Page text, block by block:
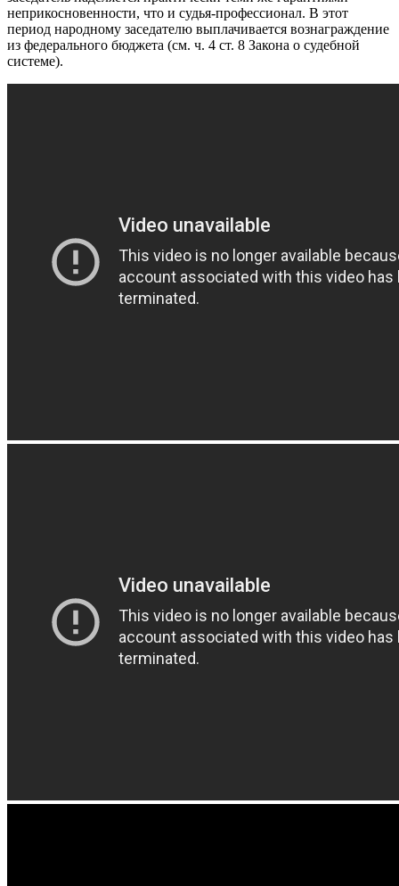
неприкосновенности, что и судья-профессионал. В этот
период народному заседателю выплачивается вознаграждение
из федерального бюджета (см. ч. 4 ст. 8 Закона о судебной
системе).